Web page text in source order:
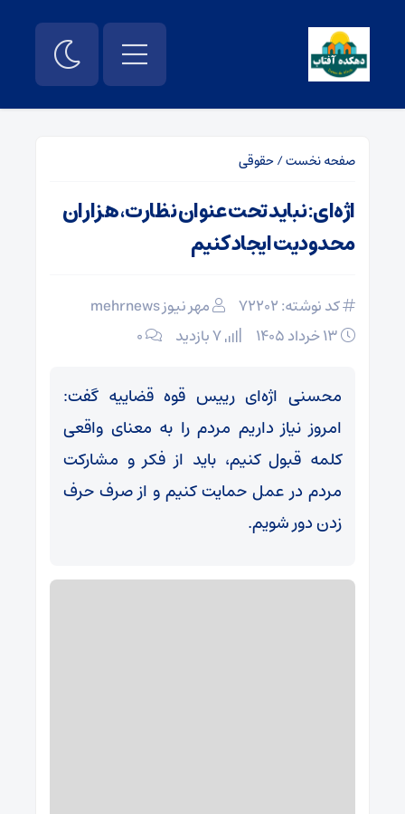
صفحه نخست/حقوقی
اژه‌ای: نباید تحت عنوان نظارت، هزاران
محدودیت ایجاد کنیم
کد نوشته: 72202
مهر نیوز mehrnews
۰
محسنی اژه‌ای رییس قوه قضاییه گفت:
امروز نیاز داریم مردم را به معنای واقعی
کلمه قبول کنیم، باید از فکر و مشارکت
مردم در عمل حمایت کنیم و از صرف حرف
زدن دور شویم.